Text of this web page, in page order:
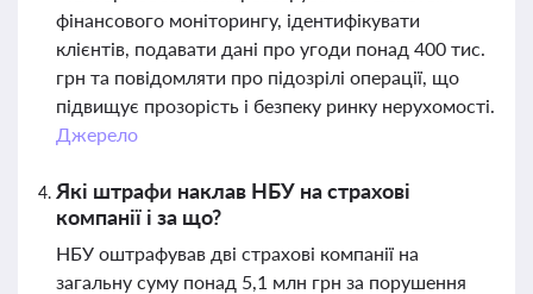
фінансового моніторингу, ідентифікувати
клієнтів, подавати дані про угоди понад 400 тис.
грн та повідомляти про підозрілі операції, що
підвищує прозорість і безпеку ринку нерухомості.
Джерело
Які штрафи наклав НБУ на страхові
компанії і за що?
НБУ оштрафував дві страхові компанії на
загальну суму понад 5,1 млн грн за порушення